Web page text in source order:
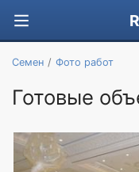
Семен Фото работ
Готовые